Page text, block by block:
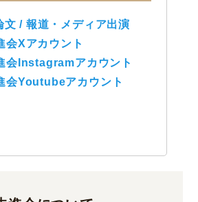
文 / 報道・メディア出演
会Xアカウント
会Instagramアカウント
会Youtubeアカウント